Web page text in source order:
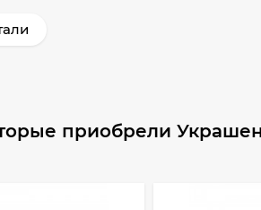
приобрели